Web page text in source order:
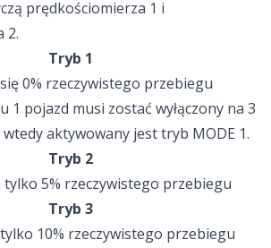
prędkościomierza 1 i
2.
Tryb 1
0% rzeczywistego przebiegu
1 pojazd musi zostać wyłączony na 3
aktywowany jest tryb MODE 1.
Tryb 2
tylko 5% rzeczywistego przebiegu
Tryb 3
10% rzeczywistego przebiegu